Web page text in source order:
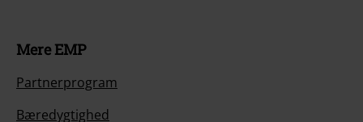
Mere EMP
Partnerprogram
Bæredygtighed